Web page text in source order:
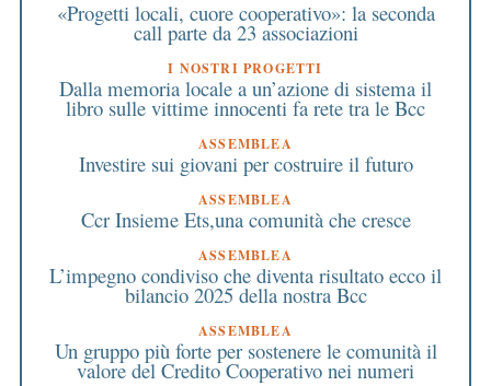
«Progetti locali, cuore cooperativo»: la seconda
call parte da 23 associazioni
I NOSTRI PROGETTI
Dalla memoria locale a un’azione di sistema il
libro sulle vittime innocenti fa rete tra le Bcc
ASSEMBLEA
Investire sui giovani per costruire il futuro
ASSEMBLEA
Ccr Insieme Ets,una comunità che cresce
ASSEMBLEA
L’impegno condiviso che diventa risultato ecco il
bilancio 2025 della nostra Bcc
ASSEMBLEA
Un gruppo più forte per sostenere le comunità il
valore del Credito Cooperativo nei numeri